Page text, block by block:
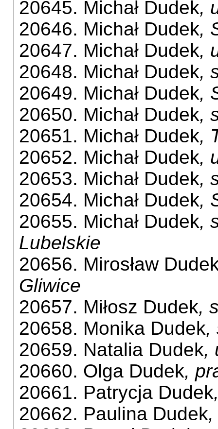
20645. Michał Dudek,
20646. Michał Dudek,
20647. Michał Dudek,
20648. Michał Dudek,
20649. Michał Dudek,
20650. Michał Dudek,
20651. Michał Dudek,
20652. Michał Dudek,
20653. Michał Dudek,
20654. Michał Dudek,
20655. Michał Dudek,
Lubelskie
20656. Mirosław
Gliwice
20657. Miłosz Dudek,
20658. Monika Dudek,
20659. Natalia Dudek,
20660. Olga Dudek,
20661. Patrycja Dudek
20662. Paulina Dudek